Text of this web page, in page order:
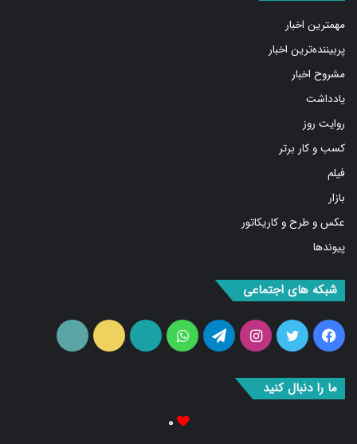
مهمترین اخبار
پربیننده‌ترین اخبار
مشروح اخبار
یادداشت
روایت روز
کسب و کار برتر
فیلم
بازار
عکس و طرح و کاریکاتور
پیوندها
شبکه های اجتماعی
فیس
توییتر اینستاگرامتلگرام واتس
آپارات ایتا
ما را دنبال کنید
۰